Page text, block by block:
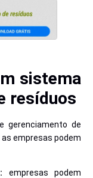
sistema
resíduos
gerenciamento de
empresas podem
empresas podem